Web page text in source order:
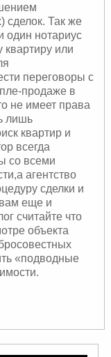
сделок. Так же
один нотариус
квартиру или
переговоры с
продаже в
не имеет права
лишь
квартир и
всегда
со всеми
агентство
сделки и
еще и
считайте что
объекта
«подводные